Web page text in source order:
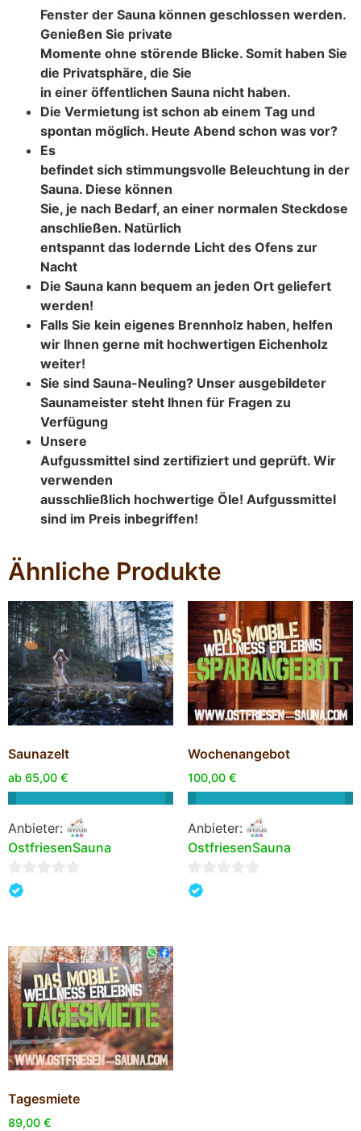
Fenster der Sauna können geschlossen werden.
Genießen Sie private
Momente ohne störende Blicke. Somit haben Sie
die Privatsphäre, die Sie
in einer öffentlichen Sauna nicht haben.
Die Vermietung ist schon ab einem Tag und
spontan möglich. Heute Abend schon was vor?
Es
befindet sich stimmungsvolle Beleuchtung in der
Sauna. Diese können
Sie, je nach Bedarf, an einer normalen Steckdose
anschließen. Natürlich
entspannt das lodernde Licht des Ofens zur
Nacht
Die Sauna kann bequem an jeden Ort geliefert
werden!
Falls Sie kein eigenes Brennholz haben, helfen
wir Ihnen gerne mit hochwertigen Eichenholz
weiter!
Sie sind Sauna-Neuling? Unser ausgebildeter
Saunameister steht Ihnen für Fragen zu
Verfügung
Unsere
Aufgussmittel sind zertifiziert und geprüft. Wir
verwenden
ausschließlich hochwertige Öle! Aufgussmittel
sind im Preis inbegriffen!
Ähnliche Produkte
Saunazelt
ab 65,00 €
Anbieter:
OstfriesenSauna
0
Wochenangebot
100,00 €
Anbieter:
OstfriesenSauna
0
Tagesmiete
89,00 €